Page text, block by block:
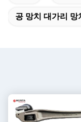
공 망치 대가리 망